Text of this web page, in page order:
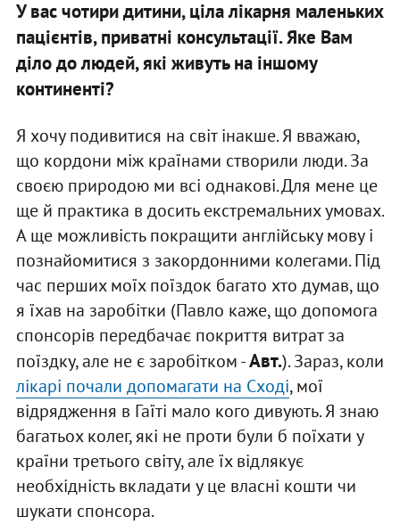
У вас чотири дитини, ціла лікарня маленьких
пацієнтів, приватні консультації. Яке Вам
діло до людей, які живуть на іншому
континенті?
Я хочу подивитися на світ інакше. Я вважаю,
що кордони між країнами створили люди. За
своєю природою ми всі однакові. Для мене це
ще й практика в досить екстремальних умовах.
А ще можливість покращити англійську мову і
познайомитися з закордонними колегами. Під
час перших моїх поїздок багато хто думав, що
я їхав на заробітки (Павло каже, що допомога
спонсорів передбачає покриття витрат за
поїздку, але не є заробітком -Авт.). Зараз, коли
лікарі почали допомагати на Сході, мої
відрядження в Гаїті мало кого дивують. Я знаю
багатьох колег, які не проти були б поїхати у
країни третього світу, але їх відлякує
необхідність вкладати у це власні кошти чи
шукати спонсора.